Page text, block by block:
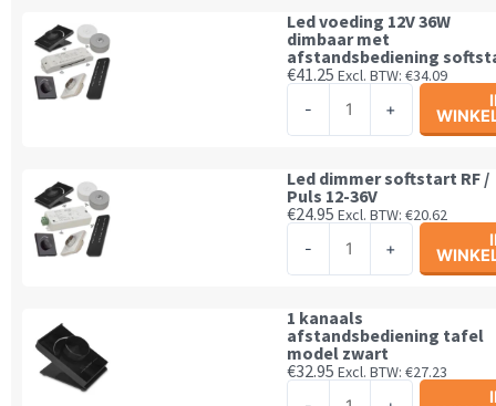
afstandsbediening
/
puls
door
softstart
aantal
Led voeding 12V 36W
dimbaar met
afstandsbediening
€41.25 Excl. BTW: €34.09
-
36W
dimbaar
met
afstandsbediening
softstart
aantal
+
Led dimmer softstart RF /
Puls 12-36V
€24.95 Excl. BTW: €20.62
-
RF
/
Puls
+
1 kanaals
afstandsbediening tafel
model zwart
€32.95 Excl. BTW: €27.23